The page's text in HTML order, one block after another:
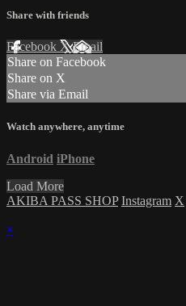
Share with friends
Facebook XEmail
Share on Facebook
Share on X
Share via Email
Watch anywhere, anytime
Android iPhone
Load More
AKIBA PASS SHOP Instagram X
×